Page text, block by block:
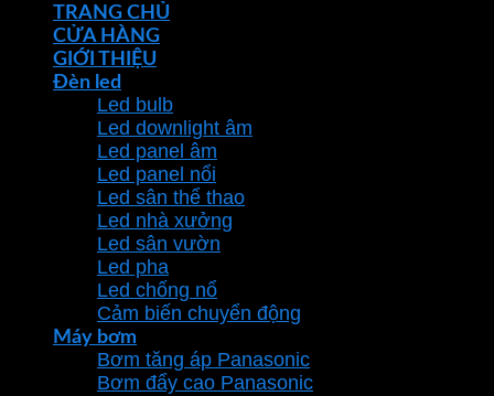
TRANG CHỦ
CỬA HÀNG
GIỚI THIỆU
Đèn led
Led bulb
Led downlight âm
Led panel âm
Led panel nổi
Led sân thể thao
Led nhà xưởng
Led sân vườn
Led pha
Led chống nổ
Cảm biến chuyển động
Máy bơm
Bơm tăng áp Panasonic
Bơm đẩy cao Panasonic